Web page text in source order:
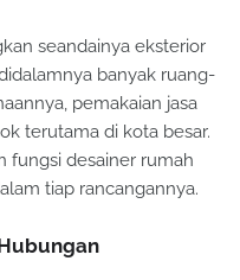
seandainya eksterior
banyak ruang-
pemakaian jasa
terutama di kota besar.
fungsi desainer rumah
tiap rancangannya.